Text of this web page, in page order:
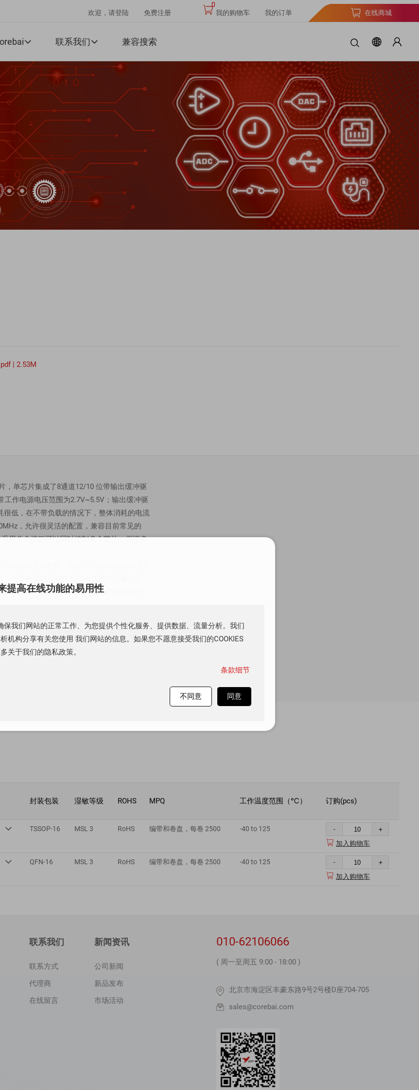
欢迎，请登陆 免费注册
0
我的购物车
我的订单 在线商城
 联系我们  兼容搜索
| 2.53M
，单芯片集成了8通道12/10 位带输出缓冲驱
工作电源电压范围为2.7V~5.5V；输出缓冲驱
低，在不带负载的情况下，整体消耗的电流
，允许很灵活的配置，兼容目前常见的
采用单个接口可以同时控制多个芯片，保证多
通道A至D使用，另外一个提供给通道E至H
进而确保芯片提供尽可能宽的动态输出范
模式，包括休眠输出状态和输出更新状态
复位两种复位方式；上电复位电路保证在电源
直到接收到新的状态更新命令；当芯片电源电
器输出为 0V，避免数模转换器非 0V 输出电
作，并支持三种不同的输出阻抗休眠模式；
耗特性使其非常适合应用于便携式设备中。
封装包装 湿敏等级 ROHS MPQ 工作温度范围（℃） 订购(pcs)
 TSSOP-16 MSL 3 RoHS 编带和卷盘，每卷 2500 -40 to 125 - +
 加入购物车
 QFN-16 MSL 3 RoHS 编带和卷盘，每卷 2500 -40 to 125 - +
 加入购物车
联系我们
联系方式
代理商
在线留言
新闻资讯
公司新闻
新品发布
市场活动
010-62106066
( 周一至周五 9:00 - 18:00 )
北京市海淀区丰豪东路9号2号楼D座704-705
sales@corebai.com
提高在线功能的易用性
保我们网站的正常工作、为您提供个性化服务、提供数据、流量分析。我们
机构分享有关您使用 我们网站的信息。如果您不愿意接受我们的COOKIES
关于我们的隐私政策。
条款细节
不同意 同意